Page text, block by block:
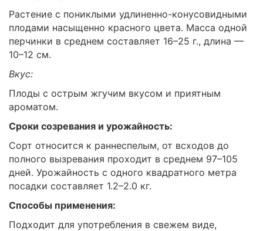
Растение с пониклыми удлиненно-конусовидными
плодами насыщенно красного цвета. Масса одной
перчинки в среднем составляет 16–25 г., длина —
10–12 см.
Вкус:
Плоды с острым жгучим вкусом и приятным
ароматом.
Сроки созревания и урожайность:
Сорт относится к раннеспелым, от всходов до
полного вызревания проходит в среднем 97–105
дней. Урожайность с одного квадратного метра
посадки составляет 1.2–2.0 кг.
Способы применения:
Подходит для употребления в свежем виде,